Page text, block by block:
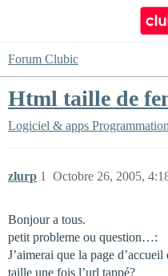
Forum Clubic
Html taille de
Logiciel & apps Programmation
zlurp Octobre 26, 2005,
1
Bonjour a tous.
petit probleme ou question…:
J’aimerai que la page
taille une fois l’url tappé?